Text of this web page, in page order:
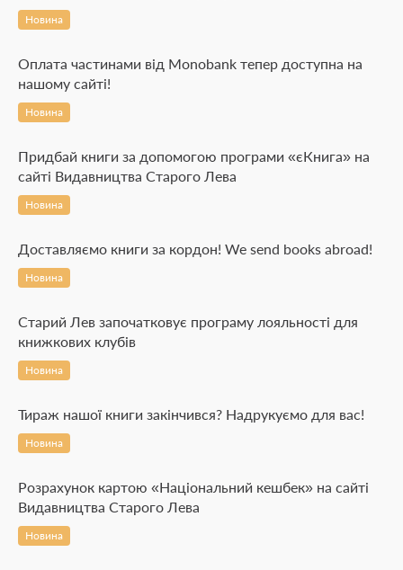
Новина
Оплата частинами від Monobank тепер доступна на
нашому сайті!
Новина
Придбай книги за допомогою програми «єКнига» на
сайті Видавництва Старого Лева
Новина
Доставляємо книги за кордон! We send books abroad!
Новина
Старий Лев започатковує програму лояльності для
книжкових клубів
Новина
Тираж нашої книги закінчився? Надрукуємо для вас!
Новина
Розрахунок картою «Національний кешбек» на сайті
Видавництва Старого Лева
Новина